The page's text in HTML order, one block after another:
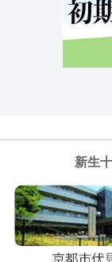
新生